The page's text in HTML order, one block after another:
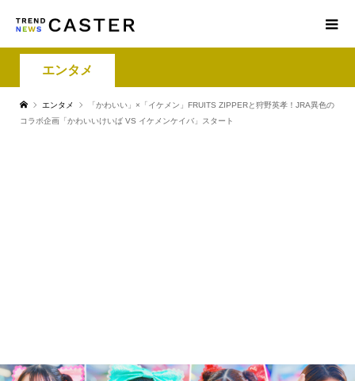
エンタメ
エンタメ
「かわいい」×「イケメン」FRUITS ZIPPERと狩野英孝！JRA異色の
コラボ企画「かわいいけいば VS イケメンケイバ」スタート